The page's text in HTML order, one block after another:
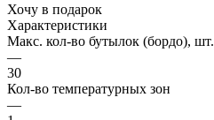
Хочу в подарок
Характеристики
Макс. кол-во бутылок (бордо), шт.
—
30
Кол-во температурных зон
—